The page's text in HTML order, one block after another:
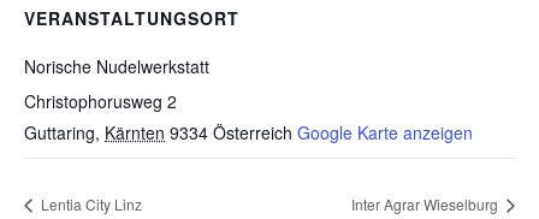
VERANSTALTUNGSORT
Norische Nudelwerkstatt
Christophorusweg 2
Guttaring, Kärnten 9334 Österreich Google Karte anzeigen
Lentia City Linz Inter Agrar Wieselburg